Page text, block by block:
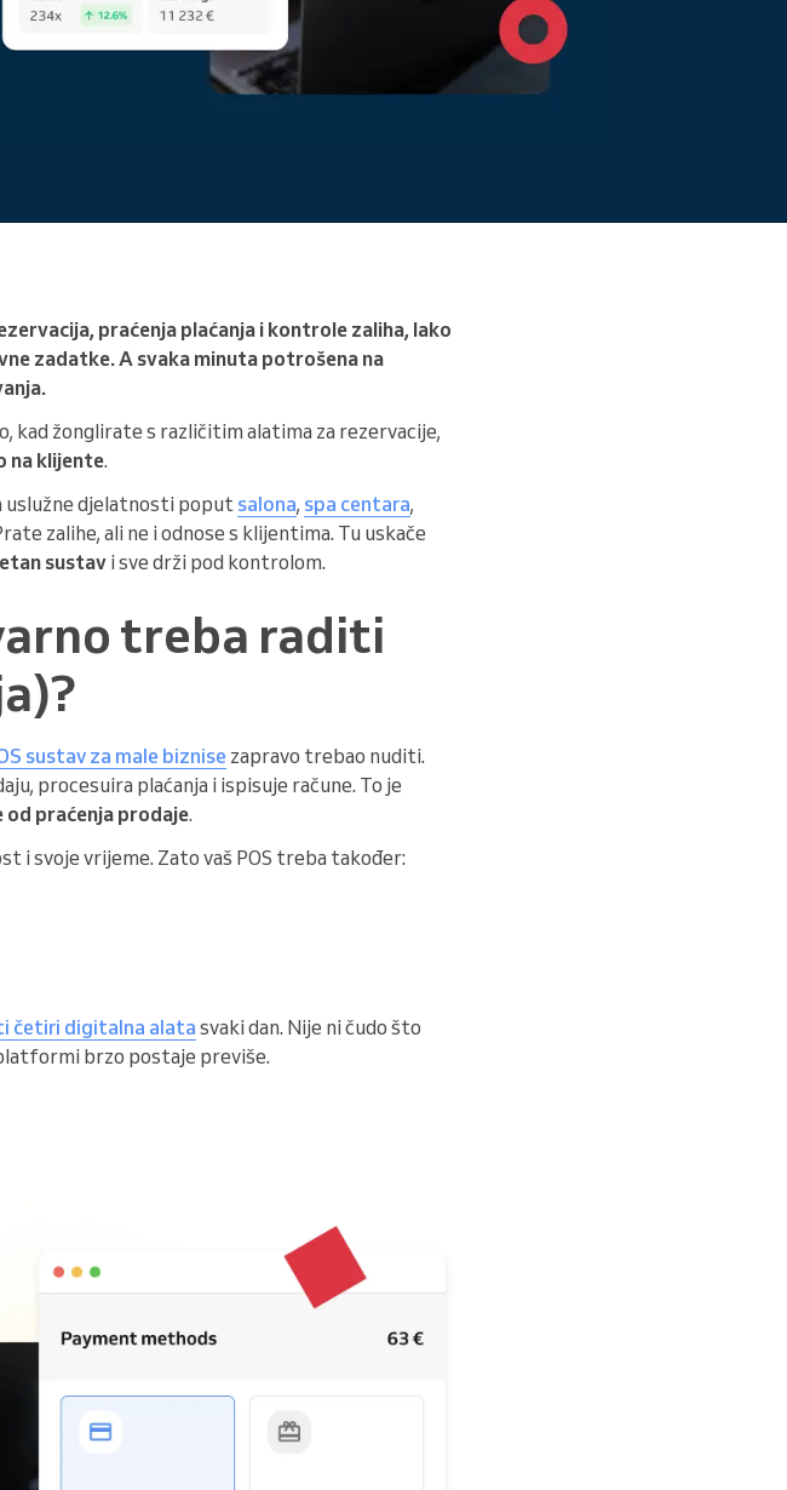
praćenja plaćanja i kontrole zaliha, lako
zadatke. A svaka minuta potrošena na
kad žonglirate s različitim alatima za rezervacije,
na klijente.
uslužne djelatnosti poput salona, spa centara,
zalihe, ali ne i odnose s klijentima. Tu uskače
sustav i sve drži pod kontrolom.
treba raditi
sustav za male biznise zapravo trebao nuditi.
procesuira plaćanja i ispisuje račune. To je
praćenja prodaje.
i svoje vrijeme. Zato vaš POS treba također:
četiri digitalna alata svaki dan. Nije ni čudo što
brzo postaje previše.